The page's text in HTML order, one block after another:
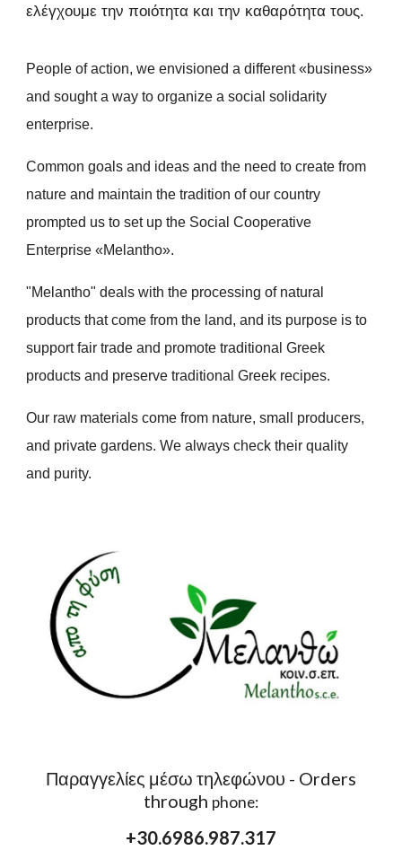
ελέγχουμε την ποιότητα και την καθαρότητα τους.
People of action, we envisioned a different «business»
and sought a way to organize a social solidarity
enterprise.
Common goals and ideas and the need to create from
nature and maintain the tradition of our country
prompted us to set up the Social Cooperative
Enterprise «Melantho».
"Melantho" deals with the processing of natural
products that come from the land, and its purpose is to
support fair trade and promote traditional Greek
products and preserve traditional Greek recipes.
Our raw materials come from nature, small producers,
and private gardens. We always check their quality
and purity.
Παραγγελίες μέσω τηλεφώνου - Orders
through phone:
+30.6986.987.317